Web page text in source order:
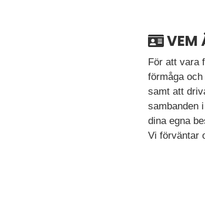
VEM
För att vara
förmåga
samt att
sambanden
dina egna
Vi förväntar